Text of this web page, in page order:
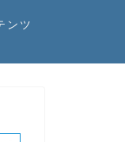
ンツ